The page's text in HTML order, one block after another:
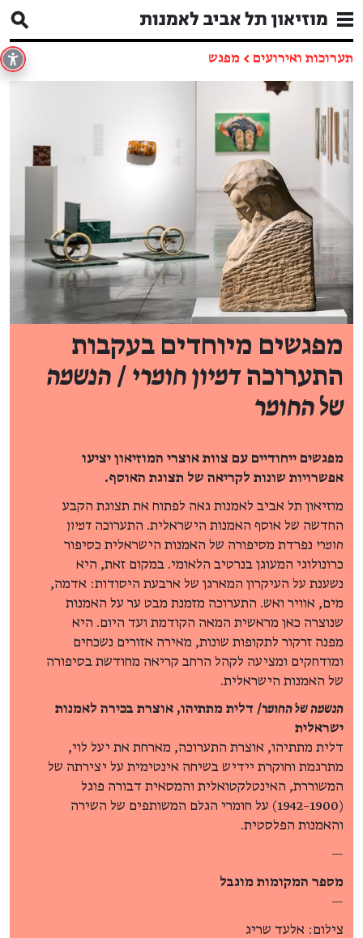
תערוכות ואירועים ← מפגש
מפגשים מיוחדים בעקבות
התערוכהדמיון חומרי / הנשמה
של החומר
מפגשים ייחודיים עם צוות אוצרי המוזיאון יציעו
אפשרויות שונות לקריאה של תצוגת האוסף.
מוזיאון תל אביב לאמנות גאה לפתוח את תצוגת הקבע
החדשה של אוסף האמנות הישראלית. התערוכה דמיון
חומרי נפרדת מסיפורה של האמנות הישראלית כסיפור
כרונולוגי המעוגן בנרטיב הלאומי. במקום זאת, היא
נשענת על העיקרון המארגן של ארבעת היסודות: אדמה,
מים, אוויר ואש. התערוכה מזמנת מבט ער על האמנות
שנוצרה כאן מראשית המאה הקודמת ועד היום. היא
מפנה זרקור לתקופות שונות, מאירה אזורים נשכחים
ומודחקים ומציעה לקהל הרחב קריאה מחודשת בסיפורה
של האמנות הישראלית.
הנשמה של החומר/ דלית מתתיהו, אוצרת בכירה לאמנות
ישראלית
דלית מתתיהו, אוצרת התערוכה, מארחת את יעל לוי,
מתרגמת וחוקרת יידיש בשיחה אינטימית על יצירתה של
המשוררת, האינטלקטואלית והמסאית דבורה פוגל
(1900–1942) על חומרי הגלם המשותפים של השירה
והאמנות הפלסטית.
—
מספר המקומות מוגבל
—
צילום: אלעד שריג